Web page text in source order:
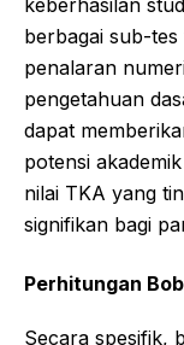
keberhasilan
berbagai sub-
penalaran
pengetahuan
dapat
potensi
nilai TKA yang
signifikan bagi
Perhitungan
Secara spesifik,